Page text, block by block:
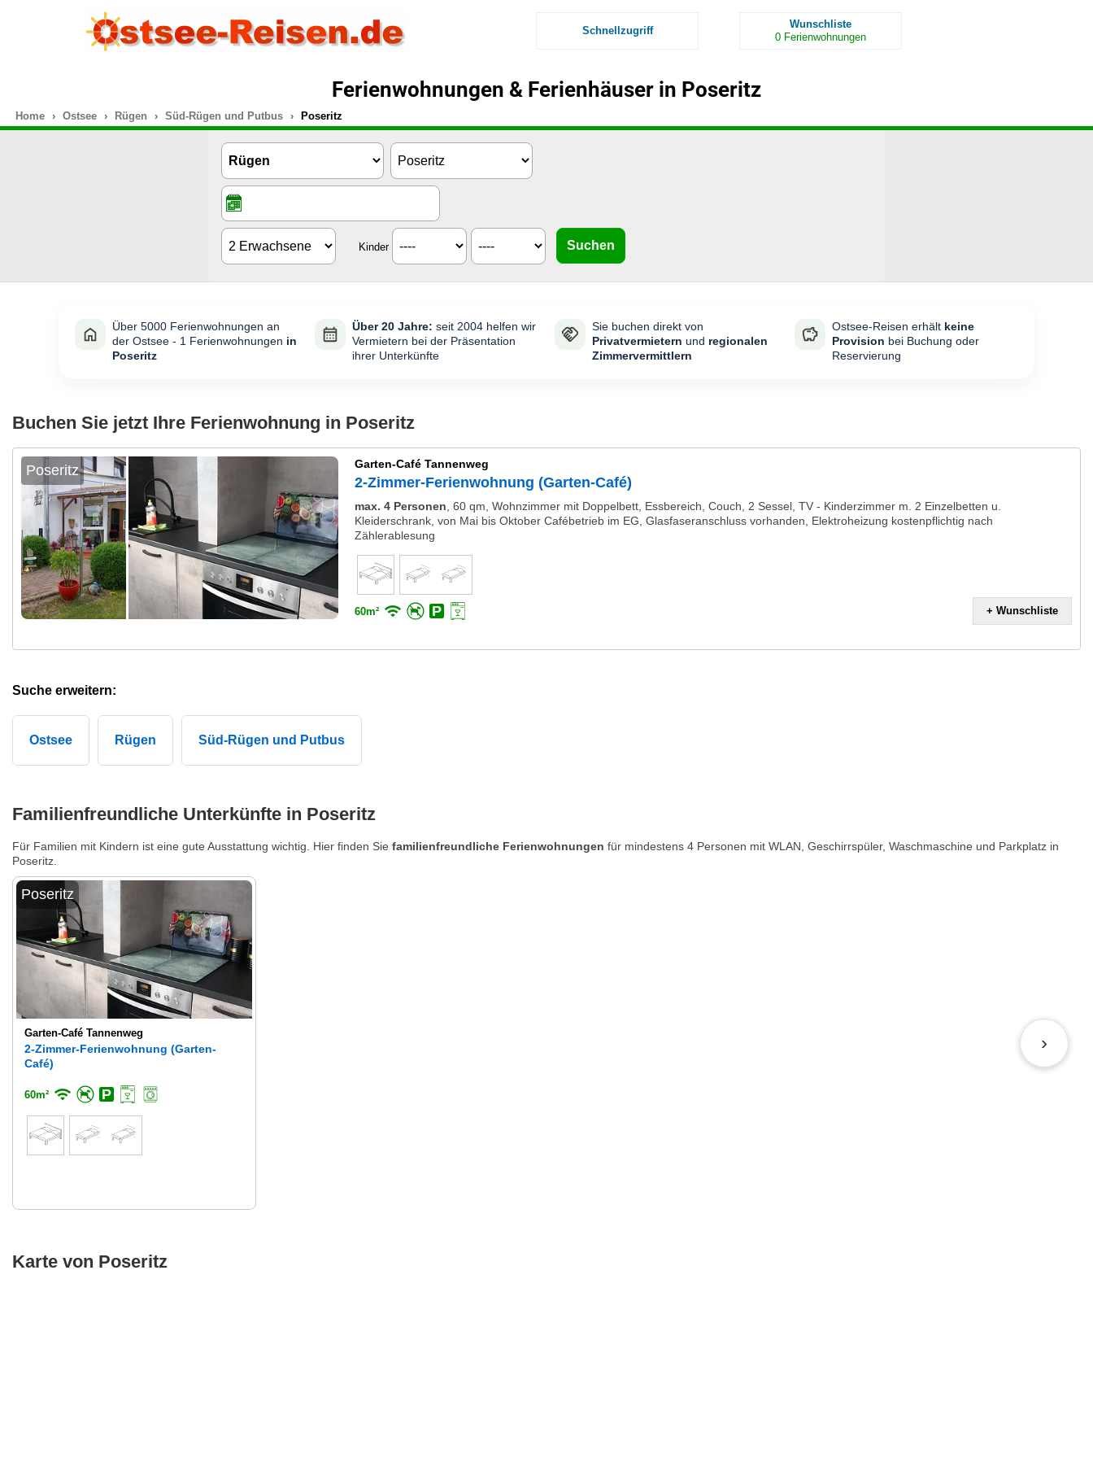
Schnellzugriff
Wunschliste
0 Ferienwohnungen
Ferienwohnungen & Ferienhäuser in Poseritz
Home Ostsee Rügen Süd-Rügen und Putbus Poseritz
Kinder
Über 5000 Ferienwohnungen an
der Ostsee - 1 Ferienwohnungen in
Poseritz
Über 20 Jahre: seit 2004 helfen wir
Vermietern bei der Präsentation
ihrer Unterkünfte
Sie buchen direkt von
Privatvermietern und regionalen
Zimmervermittlern
Ostsee-Reisen erhält keine
Provision bei Buchung oder
Reservierung
Buchen Sie jetzt Ihre Ferienwohnung in Poseritz
Poseritz Garten-Café Tannenweg
2-Zimmer-Ferienwohnung (Garten-Café)
max. 4 Personen, 60 qm, Wohnzimmer mit Doppelbett, Essbereich, Couch, 2 Sessel, TV - Kinderzimmer m. 2 Einzelbetten u.
Kleiderschrank, von Mai bis Oktober Cafébetrieb im EG, Glasfaseranschluss vorhanden, Elektroheizung kostenpflichtig nach
Zählerablesung
60m² + Wunschliste
Suche erweitern:
Ostsee Rügen Süd-Rügen und Putbus
Familienfreundliche Unterkünfte in Poseritz
Für Familien mit Kindern ist eine gute Ausstattung wichtig. Hier finden Sie familienfreundliche Ferienwohnungen für mindestens 4 Personen mit WLAN, Geschirrspüler, Waschmaschine und Parkplatz in
Poseritz.
Poseritz
Garten-Café Tannenweg
2-Zimmer-Ferienwohnung (Garten-
Café)
60m²
›
Karte von Poseritz